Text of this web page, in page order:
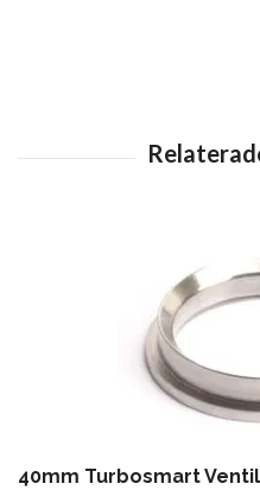
40mm Turbosmart